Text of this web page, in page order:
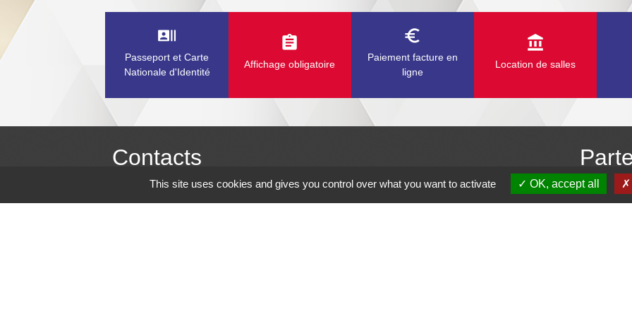
recent_actors
Passeport et Carte
Nationale d'Identité
assignment
Affichage obligatoire
euro_symbol
Paiement facture en
ligne
account_balance
Location de salles
Contacts
Commune de la Chapelle-de-Guinchay
Le Bourg
This site uses cookies and gives you control over what you want to activate OK, accept all